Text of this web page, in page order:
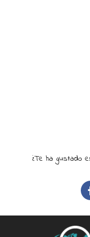
¿Te ha gustado